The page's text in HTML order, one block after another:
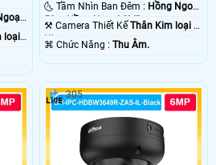
loại
🌜 Tầm Nhìn Ban Đêm : Hồng Ngoại
50m Hồng Ngoại SMD.
⚒ Camera Thiết KếThân Kim loại +
Nhựa.
️⌘ Chức Năng :Thu Âm.
305